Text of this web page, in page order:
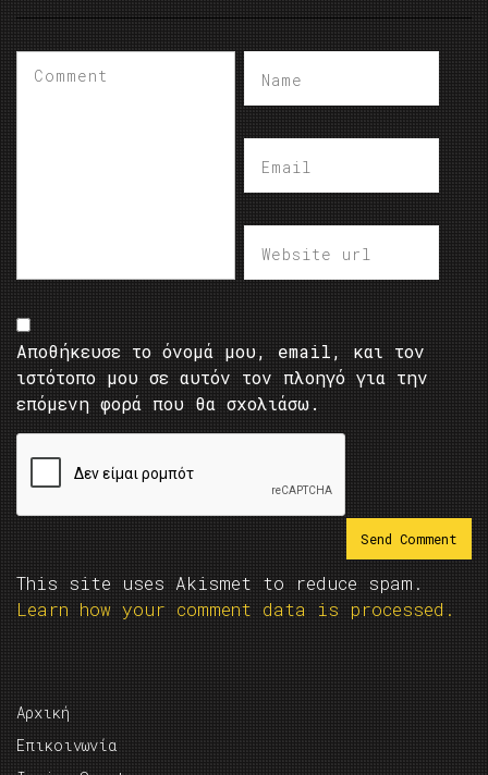
Αποθήκευσε το όνομά μου, email, και τον
ιστότοπο μου σε αυτόν τον πλοηγό για την
επόμενη φορά που θα σχολιάσω.
This site uses Akismet to reduce spam.
Learn how your comment data is processed.
Αρχική
Επικοινωνία